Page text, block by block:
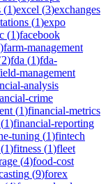
(1)excel (3)exchanges
(1)expo
(1)facebook
)farm-management
2)fda (1)fda-
management
analysis
crime
(1)financial-metrics
(1)financial-reporting
tuning (1)fintech
(1)fitness (1)fleet
(4)food-cost
(9)forex